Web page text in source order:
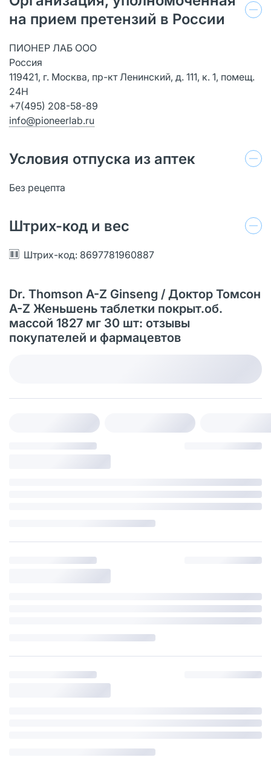
на прием претензий в России
ПИОНЕР ЛАБ ООО
Россия
119421, г. Москва, пр-кт Ленинский, д. 111, к. 1, помещ.
24Н
+7(495) 208-58-89
info@pioneerlab.ru
Условия отпуска из аптек
Без рецепта
Штрих-код и вес
Штрих-код: 8697781960887
Dr. Thomson A-Z Ginseng / Доктор Томсон
A-Z Женьшень таблетки покрыт.об.
массой 1827 мг 30 шт: отзывы
покупателей и фармацевтов